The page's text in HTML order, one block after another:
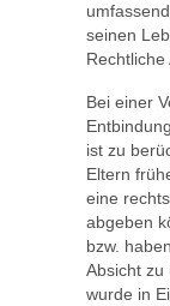
seinen
Rechtliche
Bei einer
ist zu
Eltern
eine
abgeben
bzw.
Absicht zu
wurde in